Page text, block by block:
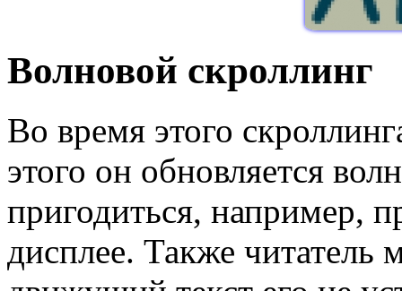
Волновой скроллинг
Во время этого
этого он обновляется
пригодиться, например,
дисплее. Также читатель